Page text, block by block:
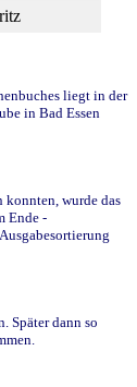
liegt in der
in Bad Essen
konnten, wurde das
Ende -
Später dann so